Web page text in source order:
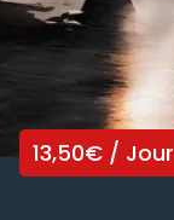
13,50€ / Jour